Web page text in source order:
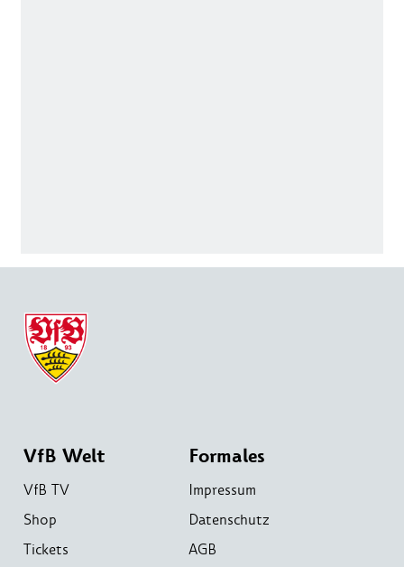
VfB Welt
VfB TV
Shop
Tickets
Formales
Impressum
Datenschutz
AGB